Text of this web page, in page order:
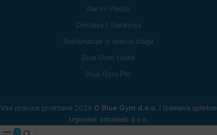
Načini Plačila
Dostava / Garancija
Reklamacije in vračila blaga
Blue Gym točke
Blue Gym Pro
Vse pravice pridržane 2026 © Blue Gym d.o.o.
Izdelava spletne
trgovine: Intraweb d.o.o.
0